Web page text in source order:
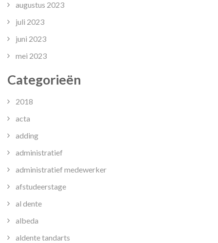
augustus 2023
juli 2023
juni 2023
mei 2023
Categorieën
2018
acta
adding
administratief
administratief medewerker
afstudeerstage
al dente
albeda
aldente tandarts